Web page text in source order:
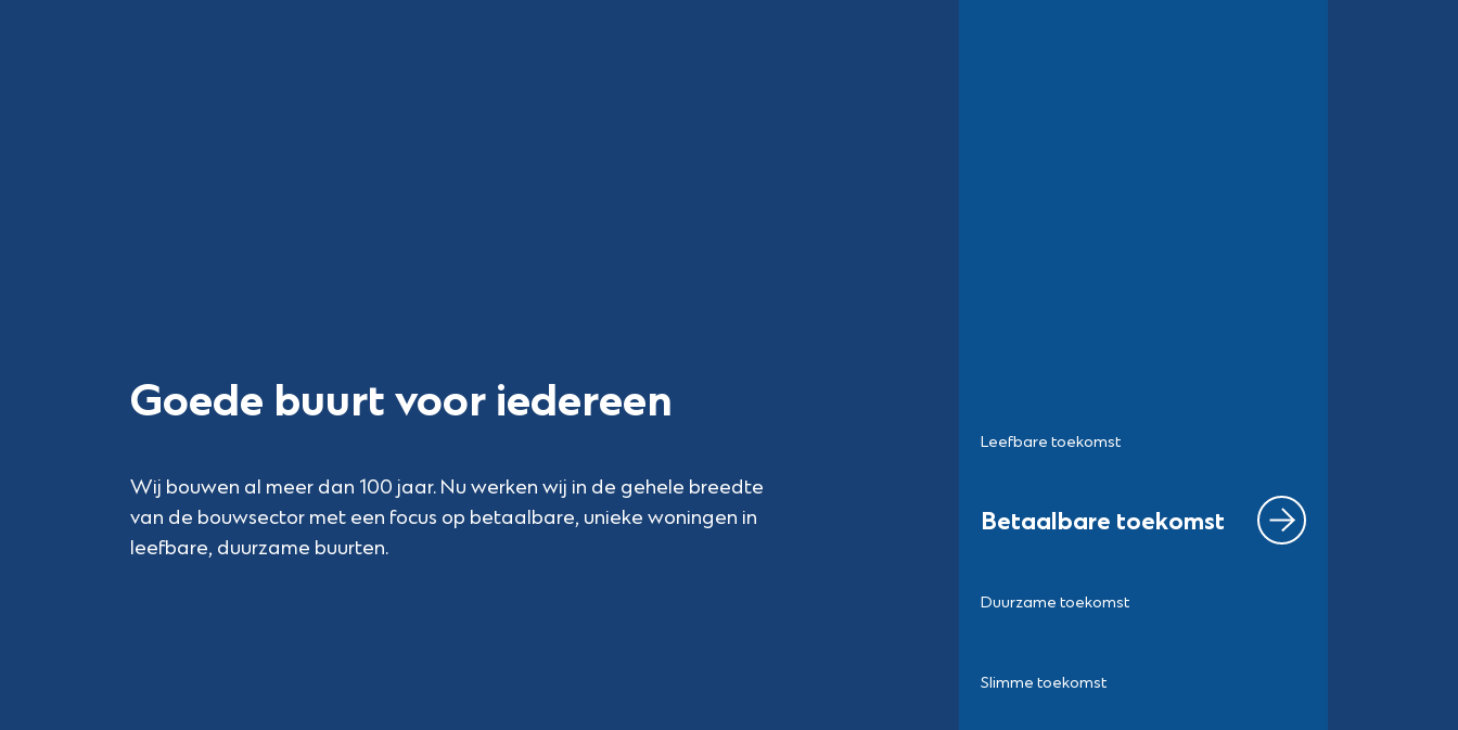
Goede buurt voor iedereen
Wij bouwen al meer dan 100 jaar. Nu werken wij in de gehele breedte
van de bouwsector met een focus op betaalbare, unieke woningen in
leefbare, duurzame buurten.
Leefbare toekomst
Betaalbare toekomst
Duurzame toekomst
Slimme toekomst